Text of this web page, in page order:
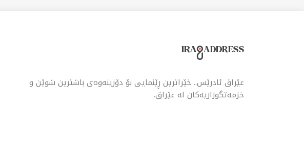
عێراق ئادرێس.. خێراترین ڕێنمایی بۆ دۆزینەوەی باشترین شوێن و
خزمەتگوزاریەکان لە عێراق.